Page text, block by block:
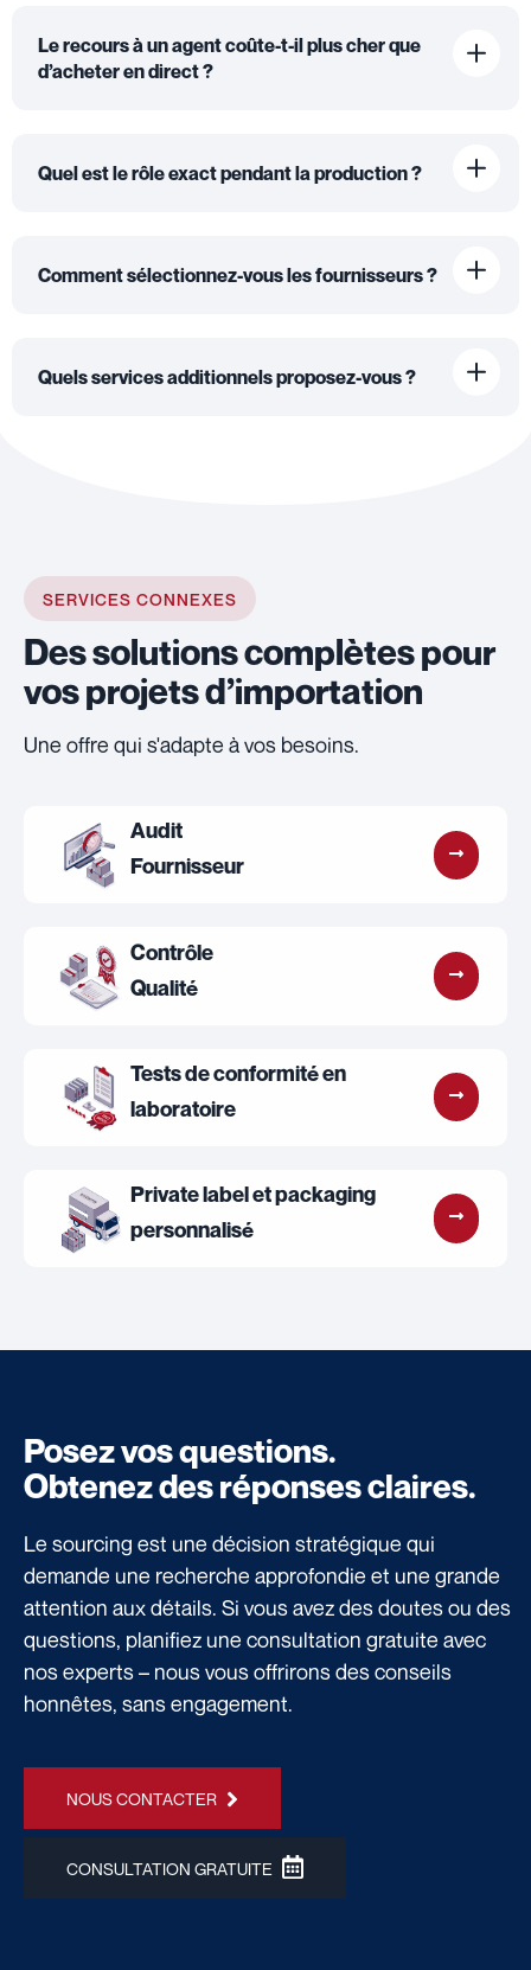
Le recours à un agent coûte-t-il plus cher que
d’acheter en direct ?
Quel est le rôle exact pendant la production ?
Comment sélectionnez-vous les fournisseurs ?
Quels services additionnels proposez-vous ?
SERVICES CONNEXES
Des solutions complètes pour
vos projets d’importation
Une offre qui s'adapte à vos besoins.
Audit
Fournisseur
Contrôle
Qualité
Tests de conformité en
laboratoire
Private label et packaging
personnalisé
Posez vos questions.
Obtenez des réponses claires.
Le sourcing est une décision stratégique qui
demande une recherche approfondie et une grande
attention aux détails. Si vous avez des doutes ou des
questions, planifiez une consultation gratuite avec
nos experts – nous vous offrirons des conseils
honnêtes, sans engagement.
NOUS CONTACTER
CONSULTATION GRATUITE